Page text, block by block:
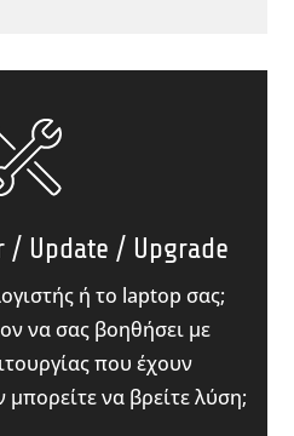
/ Update / Upgrade
ή το laptop σας;
να σας βοηθήσει με
που έχουν
να βρείτε λύση;